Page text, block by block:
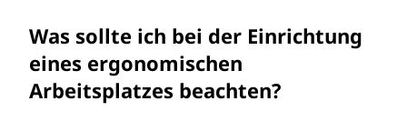
Was sollte ich bei der Einrichtung
eines ergonomischen
Arbeitsplatzes beachten?